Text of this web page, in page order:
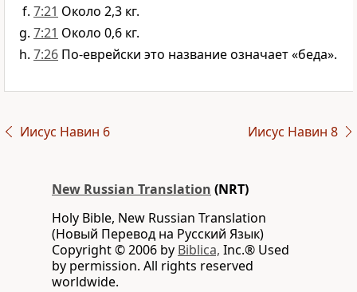
7:21 Около 2,3 кг.
7:21 Около 0,6 кг.
7:26 По-еврейски это название означает «беда».
Иисус Навин 6 Иисус Навин 8
New Russian Translation (NRT)
Holy Bible, New Russian Translation
(Новый Перевод на Русский Язык)
Copyright © 2006 by Biblica, Inc.® Used
by permission. All rights reserved
worldwide.